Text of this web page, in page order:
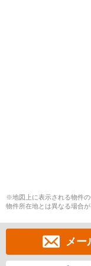
※地図上に表示される物件
物件所在地とは異なる場合が
メー